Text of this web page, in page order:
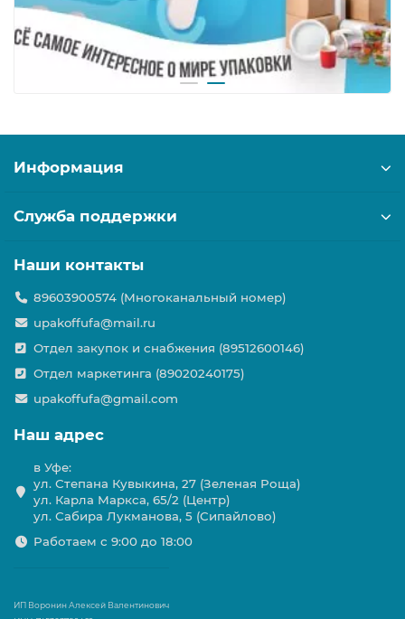
Информация
Служба поддержки
Наши контакты
89603900574 (Многоканальный номер)
upakoffufa@mail.ru
Отдел закупок и снабжения (89512600146)
Отдел маркетинга (89020240175)
upakoffufa@gmail.com
Наш адрес
в Уфе:
ул. Степана Кувыкина, 27 (Зеленая Роща)
ул. Карла Маркса, 65/2 (Центр)
ул. Сабира Лукманова, 5 (Сипайлово)
Работаем с 9:00 до 18:00
ИП Воронин Алексей Валентинович